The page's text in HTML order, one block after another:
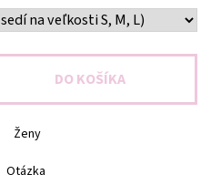
Ženy
Otázka